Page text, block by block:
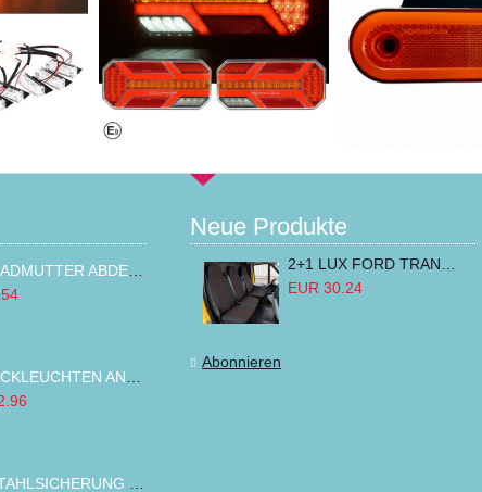
LKW RADMUTTER ABDECKKAPPEN SECHSKANT KAPPEN FELGEN BOLZENABDECKUNGEN CHROM 32MM
Neue Produkte
EUR 30.24
Abonnieren